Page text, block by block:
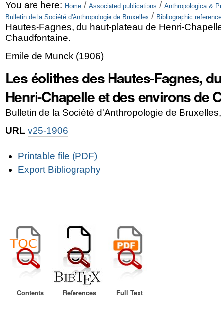
Skip
to
content.
|
Skip
to
navigation
Personal
tools
You are here: Home / Associated publications / Anthropologica &
Bulletin de la Société d'Anthropologie de Bruxelles / Bibliographic
Hautes-Fagnes, du haut-plateau de Henri-
Chaudfontaine.
Emile de Munck (1906)
Les éolithes des Hautes-Fagnes,
Henri-Chapelle et des environs de
Bulletin de la Société d'Anthropologie de
URL v25-1906
ActionsPrintable file (PDF)
Export Bibliography
Contents References Full Text